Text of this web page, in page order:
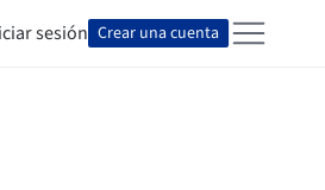
sesión Crear una cuenta